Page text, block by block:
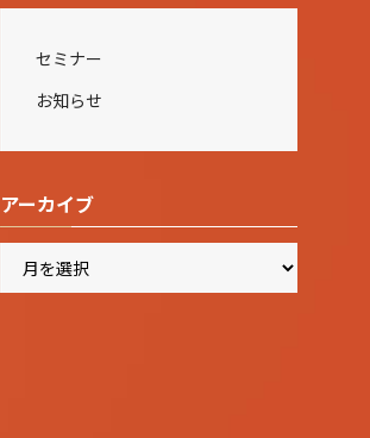
セミナー
お知らせ
アーカイブ